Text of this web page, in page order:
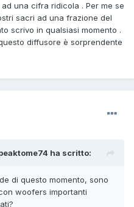
una cifra ridicola . Per me se
sacri ad una frazione del
scrivo in qualsiasi momento .
diffusore è sorprendente
ha scritto:
di questo momento, sono
woofers importanti